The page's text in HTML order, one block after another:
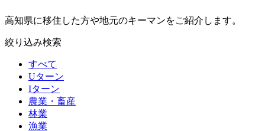
高知県に移住した方や地元のキーマンをご紹介します。
絞り込み検索
すべて
Uターン
Iターン
農業・畜産
林業
漁業